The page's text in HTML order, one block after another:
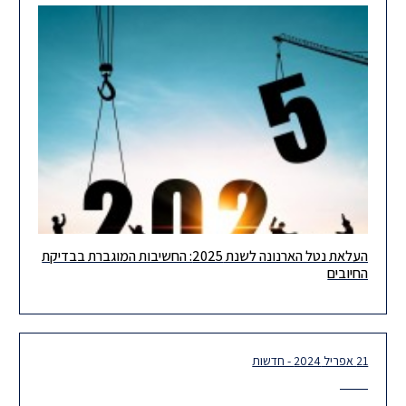
בימים אלו נשלחים אליכם חשבונות הארנונה השנתיים בגין שנת המס
העלאת נטל הארנונה לשנת 2025: החשיבות המוגברת בבדיקת
החיובים
21 אפריל 2024 - חדשות